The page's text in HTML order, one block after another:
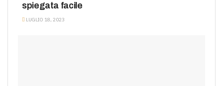
spiegata facile
LUGLIO 18, 2023